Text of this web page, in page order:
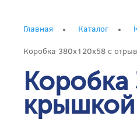
Главная Каталог
Коробка 380х120х58 с
крышкой